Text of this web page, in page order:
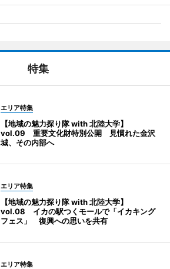
特集
エリア特集
【地域の魅力探り隊 with 北陸大学】
vol.09 重要文化財特別公開 見慣れた金沢
城、その内部へ
エリア特集
【地域の魅力探り隊 with 北陸大学】
vol.08 イカの駅つくモールで「イカキング
フェス」 復興への思いを共有
エリア特集